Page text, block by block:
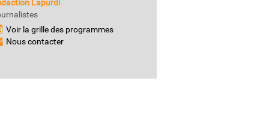
Lapurdi
Voir la grille des programmes
Nous contacter